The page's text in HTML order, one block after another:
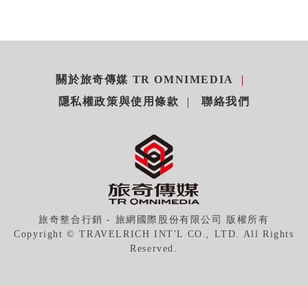
關於旅奇傳媒 TR OMNIMEDIA
隱私權政策與使用條款
聯絡我們
旅奇整合行銷 - 旅網國際股份有限公司 版權所有
Copyright © TRAVELRICH INT'L CO., LTD. All Rights
Reserved.